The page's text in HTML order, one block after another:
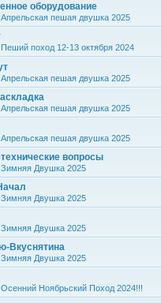
оборудование
Апрельская пешая двушка 2025
Пеший поход 12-13 октября 2024
Апрельская пешая двушка 2025
Апрельская пешая двушка 2025
Апрельская пешая двушка 2025
вопросы
Зимняя Двушка 2025
Зимняя Двушка 2025
Зимняя Двушка 2025
Вкуснятина
Зимняя Двушка 2025
Осенний Ноябрьский Поход 2024!!!